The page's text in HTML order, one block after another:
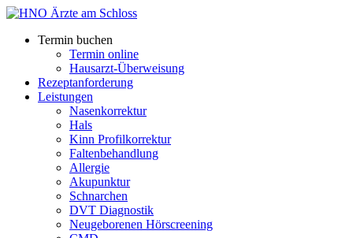
Termin buchen
Termin online
Hausarzt-Überweisung
Rezeptanforderung
Leistungen
Nasenkorrektur
Hals
Kinn Profilkorrektur
Faltenbehandlung
Allergie
Akupunktur
Schnarchen
DVT Diagnostik
Neugeborenen Hörscreening